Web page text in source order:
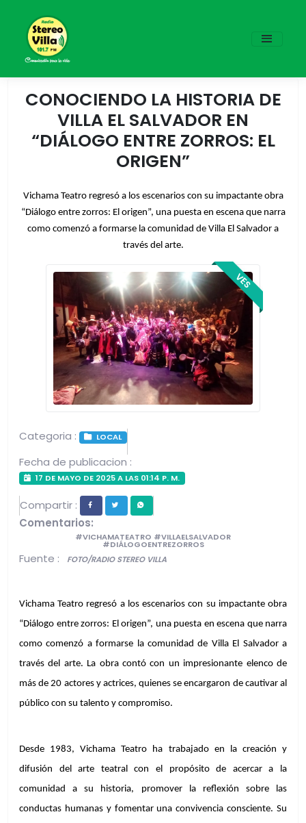
CONOCIENDO LA HISTORIA DE
VILLA EL SALVADOR EN
“DIÁLOGO ENTRE ZORROS: EL
ORIGEN”
Vichama Teatro regresó a los escenarios con su impactante obra
“Diálogo entre zorros: El origen”, una puesta en escena que narra
como comenzó a formarse la comunidad de Villa El Salvador a
través del arte.
VES
Categoria : LOCAL
Fecha de publicacion :
17 DE MAYO DE 2025 A LAS 01:14 P. M.
Compartir :
Comentarios:
#VICHAMATEATRO #VILLAELSALVADOR
#DIÁLOGOENTREZORROS
Fuente : FOTO/RADIO STEREO VILLA
Vichama Teatro regresó a los escenarios con su impactante obra
“Diálogo entre zorros: El origen”, una puesta en escena que narra
como comenzó a formarse la comunidad de Villa El Salvador a
través del arte. La obra contó con un impresionante elenco de
más de 20 actores y actrices, quienes se encargaron de cautivar al
público con su talento y compromiso.
Desde 1983, Vichama Teatro ha trabajado en la creación y
difusión del arte teatral con el propósito de acercar a la
comunidad a su historia, promover la reflexión sobre las
conductas humanas y fomentar una convivencia consciente. Su